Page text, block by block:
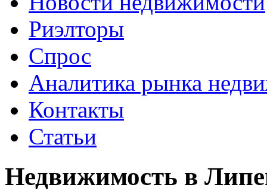
Риэлторы
Спрос
Аналитика рынка
Контакты
Статьи
Недвижимость в